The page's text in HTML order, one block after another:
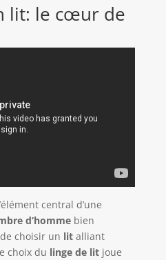
lit: le cœur de
central d’une
d’hommebien
choisir un litalliant
choix du linge de litjoue